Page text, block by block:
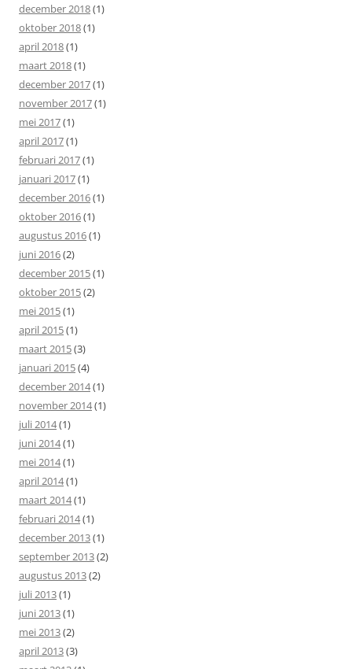
december 2018(1)
oktober 2018(1)
april 2018(1)
maart 2018(1)
december 2017(1)
november 2017(1)
mei 2017(1)
april 2017(1)
februari 2017(1)
januari 2017(1)
december 2016(1)
oktober 2016(1)
augustus 2016(1)
juni 2016(2)
december 2015(1)
oktober 2015(2)
mei 2015(1)
april 2015(1)
maart 2015(3)
januari 2015(4)
december 2014(1)
november 2014(1)
juli 2014(1)
juni 2014(1)
mei 2014(1)
april 2014(1)
maart 2014(1)
februari 2014(1)
december 2013(1)
september 2013(2)
augustus 2013(2)
juli 2013(1)
juni 2013(1)
mei 2013(2)
april 2013(3)